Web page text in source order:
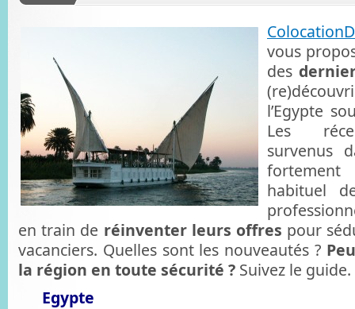
vous
des
l’Egypte
Les
survenus
habituel
en train de réinventer leurs offres pour
vacanciers. Quelles sont les nouveautés ?
la région en toute sécurité ? Suivez le guide.
Egypte